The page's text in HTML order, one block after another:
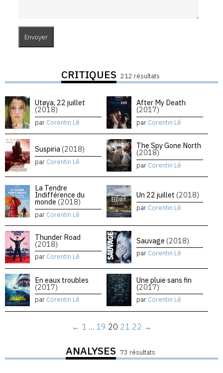
CRITIQUES 212 résultats
Utøya, 22 juillet
(2018)
par Corentin Lê
After My Death
(2017)
par Corentin Lê
Suspiria (2018)
par Corentin Lê
The Spy Gone North
(2018)
par Corentin Lê
La Tendre
Indifférence du
monde (2018)
par Corentin Lê
Un 22 juillet (2018)
par Corentin Lê
Thunder Road
(2018)
par Corentin Lê
Sauvage (2018)
par Corentin Lê
En eaux troubles
(2017)
par Corentin Lê
Une pluie sans fin
(2017)
par Corentin Lê
← 1 … 19 20 21 22 →
ANALYSES 73 résultats